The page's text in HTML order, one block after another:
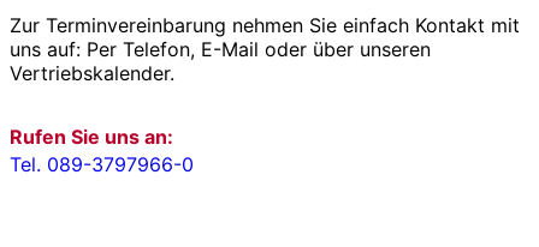
Zur Terminvereinbarung nehmen Sie einfach Kontakt mit
uns auf: Per Telefon, E-Mail oder über unseren
Vertriebskalender.
Rufen Sie uns an:
Tel. 089-3797966-0